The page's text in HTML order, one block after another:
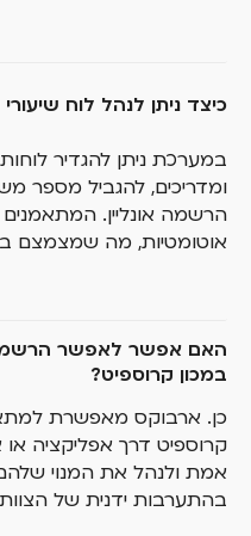
כיצד ניתן לנהל לוח
במערכת ניתן להגדיר
הרשמה אונליין.
אוטומטיות, מה שמצמצם
האם אפשר לאפשר
במכון קרוספיט?
כן. ארבוקס מאפשרת
קרוספיט דרך אפליקציה
אמת ולנהל את המנוי
בהתערבות ידנית של